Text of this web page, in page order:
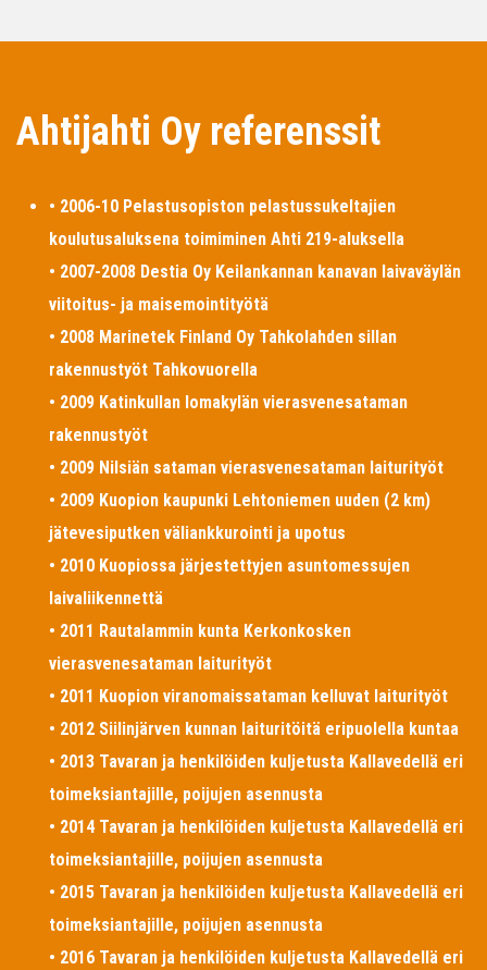
Ahtijahti Oy referenssit
• 2006-10 Pelastusopiston pelastussukeltajien
koulutusaluksena toimiminen Ahti 219-aluksella
• 2007-2008 Destia Oy Keilankannan kanavan laivaväylän
viitoitus- ja maisemointityötä
• 2008 Marinetek Finland Oy Tahkolahden sillan
rakennustyöt Tahkovuorella
• 2009 Katinkullan lomakylän vierasvenesataman
rakennustyöt
• 2009 Nilsiän sataman vierasvenesataman laiturityöt
• 2009 Kuopion kaupunki Lehtoniemen uuden (2 km)
jätevesiputken väliankkurointi ja upotus
• 2010 Kuopiossa järjestettyjen asuntomessujen
laivaliikennettä
• 2011 Rautalammin kunta Kerkonkosken
vierasvenesataman laiturityöt
• 2011 Kuopion viranomaissataman kelluvat laiturityöt
• 2012 Siilinjärven kunnan laituritöitä eripuolella kuntaa
• 2013 Tavaran ja henkilöiden kuljetusta Kallavedellä eri
toimeksiantajille, poijujen asennusta
• 2014 Tavaran ja henkilöiden kuljetusta Kallavedellä eri
toimeksiantajille, poijujen asennusta
• 2015 Tavaran ja henkilöiden kuljetusta Kallavedellä eri
toimeksiantajille, poijujen asennusta
• 2016 Tavaran ja henkilöiden kuljetusta Kallavedellä eri